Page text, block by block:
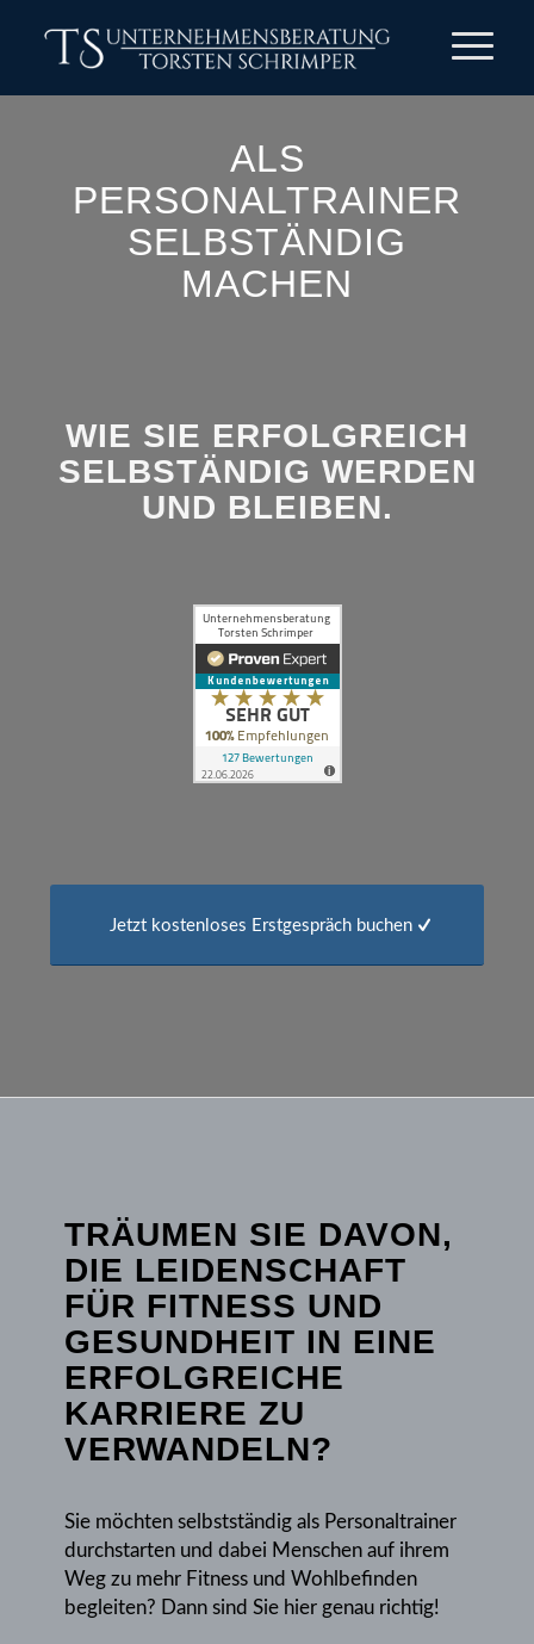
ALS
PERSONALTRAINER
SELBSTÄNDIG
MACHEN
WIE SIE ERFOLGREICH
SELBSTÄNDIG WERDEN
UND BLEIBEN.
Jetzt kostenloses Erstgespräch buchen
TRÄUMEN SIE DAVON,
DIE LEIDENSCHAFT
FÜR FITNESS UND
GESUNDHEIT IN EINE
ERFOLGREICHE
KARRIERE ZU
VERWANDELN?
Sie möchten selbstständig als Personaltrainer
durchstarten und dabei Menschen auf ihrem
Weg zu mehr Fitness und Wohlbefinden
begleiten? Dann sind Sie hier genau richtig!